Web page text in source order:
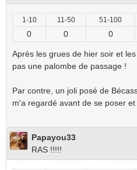
1-10 11-50 51-100
0 0 0
Après les grues de hier soir et
pas une palombe de passage !
Par contre, un joli posé de
m'a regardé avant de se poser
Papayou33
RAS !!!!!